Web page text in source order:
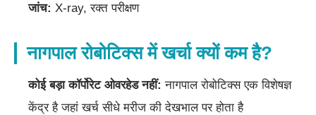
जांच: X-ray, रक्त परीक्षण
नागपाल रोबोटिक्स में खर्चा क्यों कम है?
कोई बड़ा कॉर्पोरेट ओवरहेड नहीं: नागपाल रोबोटिक्स एक विशेषज्ञ
केंद्र है जहां खर्च सीधे मरीज की देखभाल पर होता है